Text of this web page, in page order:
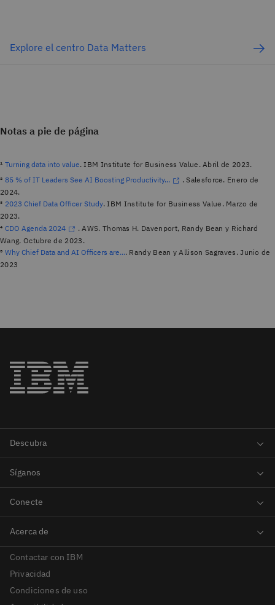
Explore el centro Data Matters
Notas a pie de página
¹ Turning data into value. IBM Institute for Business Value. Abril de 2023.
² 85 % of IT Leaders See AI Boosting Productivity...
. Salesforce. Enero de
2024.
³ 2023 Chief Data Officer Study. IBM Institute for Business Value. Marzo de
2023.
⁴ CDO Agenda 2024
. AWS. Thomas H. Davenport, Randy Bean y Richard
Wang. Octubre de 2023.
⁵ Why Chief Data and AI Officers are.... Randy Bean y Allison Sagraves. Junio de
2023
Contactar con IBM
Privacidad
Condiciones de uso